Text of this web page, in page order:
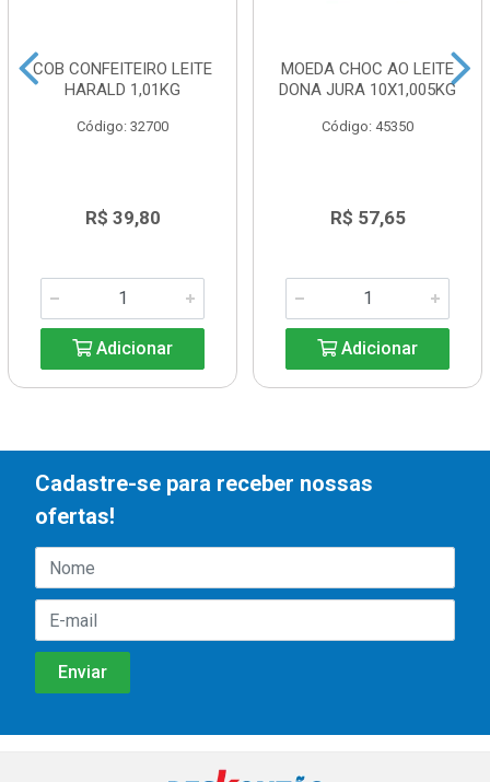
COB CONFEITEIRO LEITE
HARALD 1,01KG
Código: 32700
R$ 39,80
Adicionar
MOEDA CHOC AO LEITE
DONA JURA 10X1,005KG
Código: 45350
R$ 57,65
Adicionar
Cadastre-se para receber nossas
ofertas!